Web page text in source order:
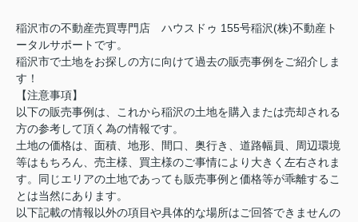
稲沢市の不動産売買専門店 ハウスドゥ 155号稲沢(株)不動産ト
ータルサポートです。
稲沢市で土地をお探しの方に向けて過去の販売事例をご紹介しま
す！
【注意事項】
以下の販売事例は、これから稲沢の土地を購入または売却される
方の参考して頂く為の情報です。
土地の価格は、面積、地形、間口、奥行き、道路幅員、周辺環境
等はもちろん、売主様、買主様のご事情により大きく左右されま
す。同じエリアの土地であっても販売事例と価格等が乖離するこ
とは当然にあります。
以下記載の情報以外の項目や具体的な場所はご回答できませんの